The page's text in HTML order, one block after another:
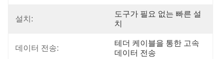
설치:
도구가 필요 없는 빠른 설
치
데이터 전송:
테더 케이블을 통한 고속
데이터 전송